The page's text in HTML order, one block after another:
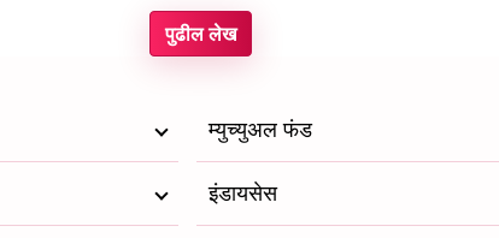
पुढील लेख
म्युच्युअल फंड
इंडायसेस